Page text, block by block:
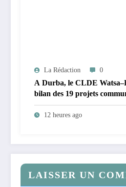
La Rédaction 0
A Durba, le CLDE
bilan des 19 projets
cahier de charge signé
prépare le deuxième
12 heures ago
LAISSER UN